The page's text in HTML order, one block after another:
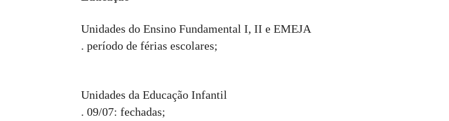
Unidades do Ensino Fundamental I, II e EMEJA
. período de férias escolares;
Unidades da Educação Infantil
. 09/07: fechadas;